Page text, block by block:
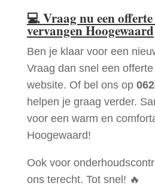
💻Vraag nu een
vervangen Hoogewaard
Ben je klaar voor een
Vraag dan snel een
website. Of bel ons op
helpen je graag verder.
voor een warm en
Hoogewaard!
Ook voor
ons terecht. Tot snel! 🔥